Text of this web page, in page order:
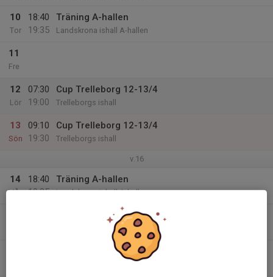
10
Tor
18:40
19:35
Träning A-hallen
Landskrona ishall A-hallen
11
Fre
12
Lör
07:30
19:00
Cup Trelleborg 12-13/4
Trelleborgs ishall
13
Sön
09:10
19:30
Cup Trelleborg 12-13/4
Trelleborgs ishall
v.16
14
Mån
18:40
19:35
Träning A-hallen
Landskrona ishall A-hallen
Träning B-hallen
Landskrona ishall B-hallen